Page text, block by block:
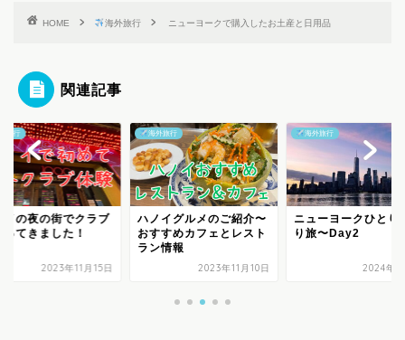
HOME 海外旅行 ニューヨークで購入したお土産と日用品
関連記事
旅行
イの夜の街でクラブ
ってきました！
2023年11月15日
海外旅行
ハノイグルメのご紹介〜
おすすめカフェとレスト
ラン情報
2023年11月10日
海外旅行
ニューヨークひとり
り旅〜Day2
2024年5